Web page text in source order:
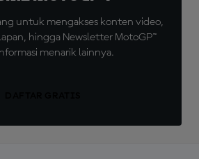
untuk mengakses konten video,
hingga Newsletter MotoGP™
menarik lainnya.